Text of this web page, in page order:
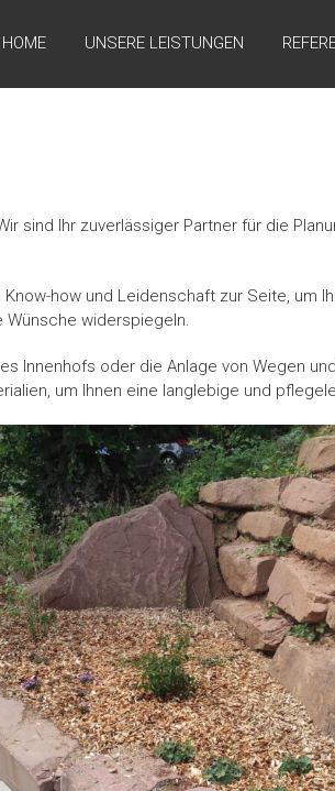
HOME UNSERE LEISTUNGEN
sind Ihr zuverlässiger Partner für die
how und Leidenschaft zur Seite, um
Wünsche widerspiegeln.
Innenhofs oder die Anlage von Wegen
um Ihnen eine langlebige und